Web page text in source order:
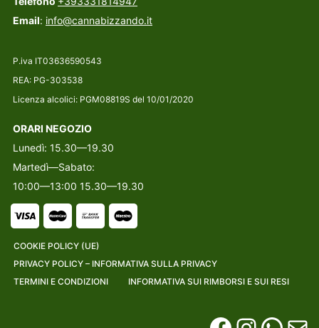
Email: info@cannabizzando.it
P.iva IT03636590543
REA: PG-303538
Licenza alcolici: PGM08819S del 10/01/2020
ORARI NEGOZIO
Lunedì: 15.30—19.30
Martedì—Sabato:
10:00—13:00 15.30—19.30
COOKIE POLICY (UE)
PRIVACY POLICY – INFORMATIVA SULLA PRIVACY
TERMINI E CONDIZIONI
INFORMATIVA SUI RIMBORSI E SUI RESI